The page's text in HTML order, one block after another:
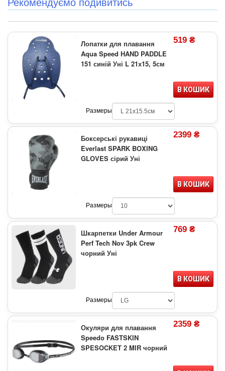
Лопатки для плавання
Aqua Speed HAND PADDLE
151 синій Уні L 21х15, 5см
519 ₴
В КОШИК
Размеры
Боксерські рукавиці
Everlast SPARK BOXING
GLOVES сірий Уні
2399 ₴
В КОШИК
Размеры
Шкарпетки Under Armour
Perf Tech Nov 3pk Crew
чорний Уні
769 ₴
В КОШИК
Размеры
Окуляри для плавання
Speedo FASTSKIN
SPESOCKET 2 MIR чорний
2359 ₴